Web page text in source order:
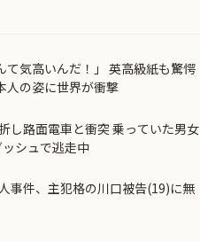
て気高いんだ！」 英高級紙も驚愕
人の姿に世界が衝撃
し路面電車と衝突 乗っていた男女
シュで逃走中
事件、主犯格の川口被告(19)に無